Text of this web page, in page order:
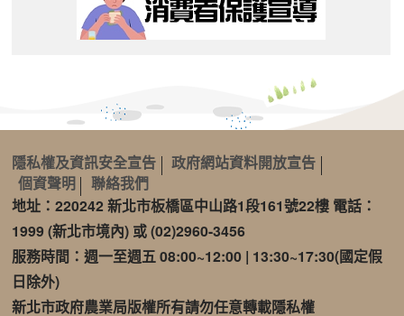
隱私權及資訊安全宣告
政府網站資料開放宣告
個資聲明
聯絡我們
地址：220242 新北市板橋區中山路1段161號22樓 電話：
1999 (新北市境內) 或 (02)2960-3456
服務時間：週一至週五 08:00~12:00 | 13:30~17:30(國定假
日除外)
新北市政府農業局版權所有請勿任意轉載隱私權